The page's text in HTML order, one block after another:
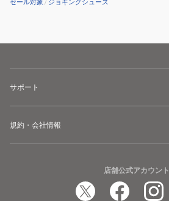
セール対象 / ジョギングシューズ
サポート
規約・会社情報
店舗公式アカウント